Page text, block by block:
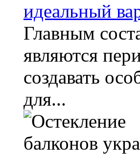
идеальный
Главным
являются
создавать
для...